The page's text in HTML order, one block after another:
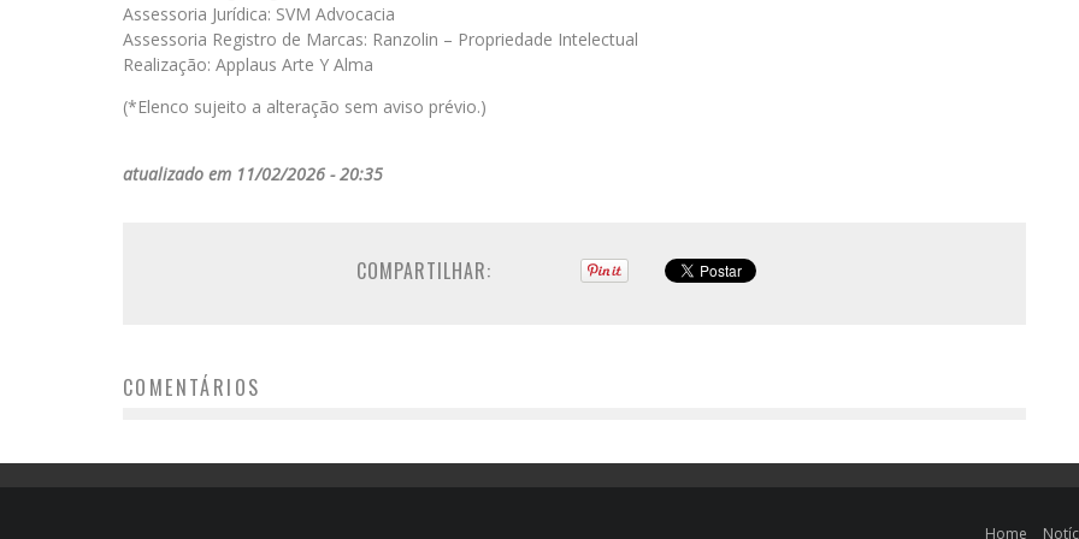
Assessoria Jurídica: SVM Advocacia
Assessoria Registro de Marcas: Ranzolin – Propriedade Intelectual
Realização: Applaus Arte Y Alma
(*Elenco sujeito a alteração sem aviso prévio.)
atualizado em 11/02/2026 - 20:35
COMPARTILHAR:
COMENTÁRIOS
Home